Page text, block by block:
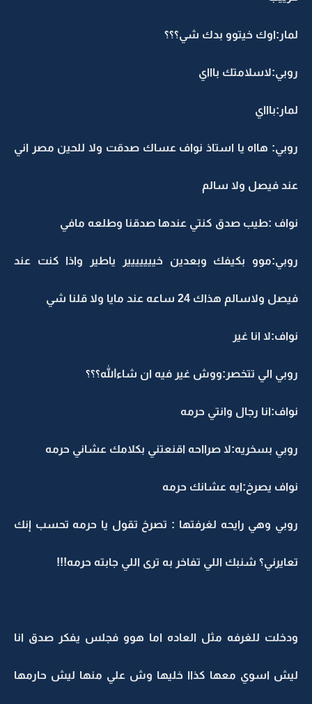
لمار:اوك خيتوو بدك شي؟؟؟
روبي:لاسلامتك باااي
لمار:باااي
روبي: هااه يا استاذ نواف عساك صدقت ولا للحين مصر اني
عند فيصل ولا سالم
نواف :طيب صدق كنتي عندها صدقنا وطلعه مافي
روبي:موو بكيفك وبعدين خييييييير ياطير واذا كنت عند
فيصل ولاسالم هذاك 24 ساعه عند مايا ولا قلنا شي
نواف:لا انا غير
روبي الي تتخصر:ووش غير فيه ان شاءالله؟؟؟
نواف:انا رجال وانتي حرمه
روبي بسخريه:لا صرااحه اقنعتني بكلامك عشاني حرمه
نواف يصرخ:ايه عشانك حرمه
روبي وهي رايحه لغرفتها : تصرخ تقول يا حرمه تحسب إنك
تعايرني؟ شنبك اللي تفاخر به ترى اللي جابته حرمه!!!
ودخلت للغرفه مثل العاده اما هوو فجلس يفكر صدق انا
ليش اسوي معها كذاا خليها وش علي منها ليش حارمها